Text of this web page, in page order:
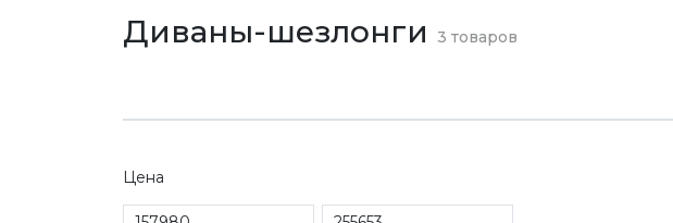
Диваны-шезлонги 3 товаров
Цена